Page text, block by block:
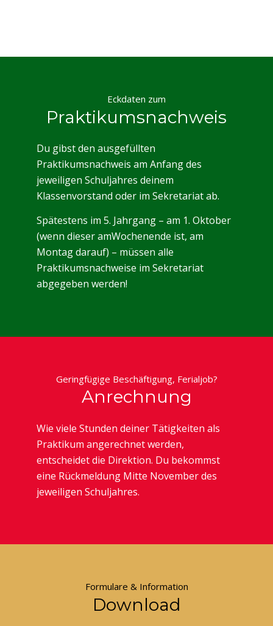
Eckdaten zum
Praktikumsnachweis
Du gibst den ausgefüllten
Praktikumsnachweis am Anfang des
jeweiligen Schuljahres deinem
Klassenvorstand oder im Sekretariat ab.
Spätestens im 5. Jahrgang – am 1. Oktober
(wenn dieser amWochenende ist, am
Montag darauf) – müssen alle
Praktikumsnachweise im Sekretariat
abgegeben werden!
Geringfügige Beschäftigung, Ferialjob?
Anrechnung
Wie viele Stunden deiner Tätigkeiten als
Praktikum angerechnet werden,
entscheidet die Direktion. Du bekommst
eine Rückmeldung Mitte November des
jeweiligen Schuljahres.
Formulare & Information
Download